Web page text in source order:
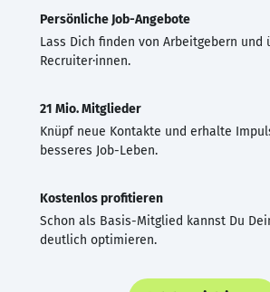
Persönliche Job-Angebote
Lass Dich finden von Arbeitgebern und
Recruiter·innen.
21 Mio. Mitglieder
Knüpf neue Kontakte und erhalte
besseres Job-Leben.
Kostenlos profitieren
Schon als Basis-Mitglied kannst Du
deutlich optimieren.